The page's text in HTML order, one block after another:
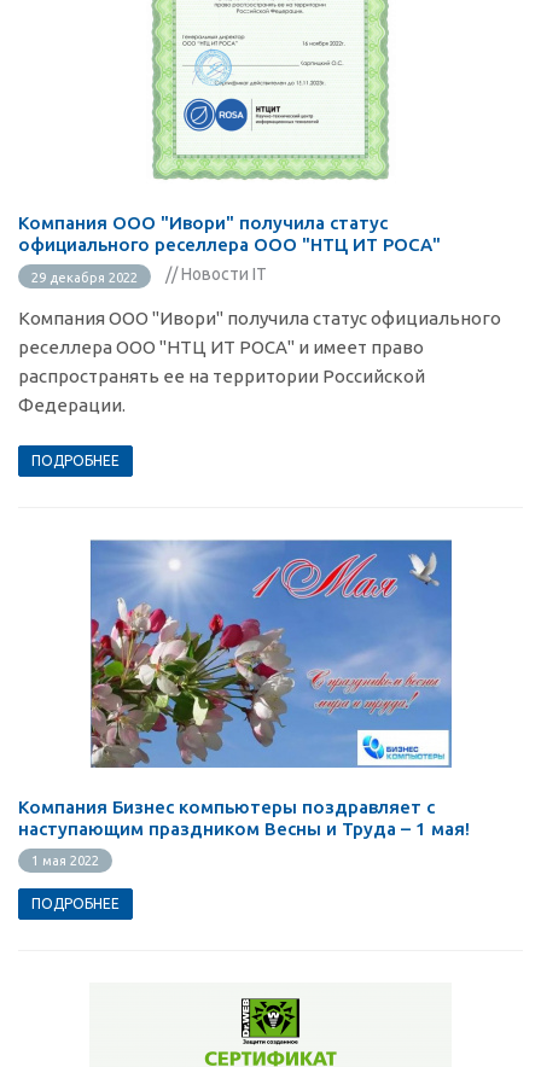
Компания ООО "Ивори" получила статус
официального реселлера ООО "НТЦ ИТ РОСА"
29 декабря 2022 // Новости IT
Компания ООО "Ивори" получила статус официального
реселлера ООО "НТЦ ИТ РОСА" и имеет право
распространять ее на территории Российской
Федерации.
ПОДРОБНЕЕ
Компания Бизнес компьютеры поздравляет с
наступающим праздником Весны и Труда – 1 мая!
1 мая 2022
ПОДРОБНЕЕ